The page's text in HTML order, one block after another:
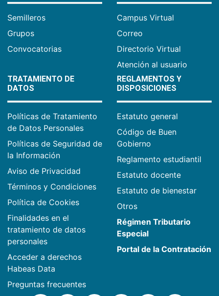
Semilleros
Grupos
Convocatorias
Campus Virtual
Correo
Directorio Virtual
Atención al usuario
TRATAMIENTO DE
DATOS
Políticas de Tratamiento
de Datos Personales
Políticas de Seguridad de
la Información
Aviso de Privacidad
Términos y Condiciones
Política de Cookies
Finalidades en el
tratamiento de datos
personales
Acceder a derechos
Habeas Data
Preguntas frecuentes
REGLAMENTOS Y
DISPOSICIONES
Estatuto general
Código de Buen
Gobierno
Reglamento estudiantil
Estatuto docente
Estatuto de bienestar
Otros
Régimen Tributario
Especial
Portal de la Contratación